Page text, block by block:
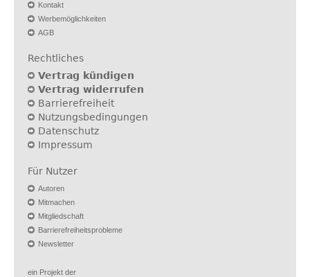
Kontakt
Werbemöglichkeiten
AGB
Rechtliches
Vertrag kündigen
Vertrag widerrufen
Barrierefreiheit
Nutzungsbedingungen
Datenschutz
Impressum
Für Nutzer
Autoren
Mitmachen
Mitgliedschaft
Barrierefreiheitsprobleme
Newsletter
ein Projekt der